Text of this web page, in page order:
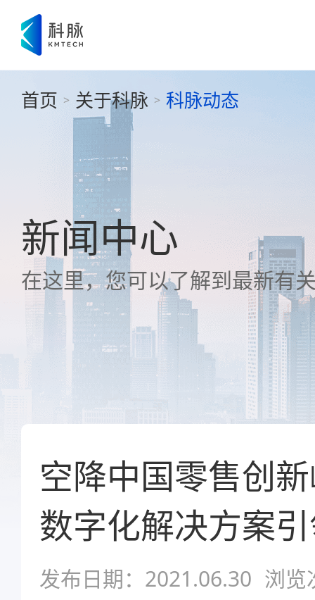
首页 > 关于科脉 > 科脉动态
新闻中心
在这里，您可以了解到最新有
空降中国零售创
数字化解决方案
发布日期：2021.06.30 浏览